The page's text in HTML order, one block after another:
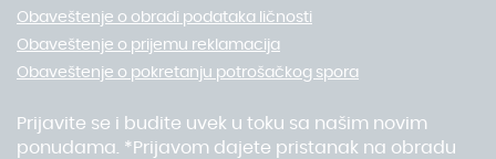
Obaveštenje o obradi podataka ličnosti
Obaveštenje o prijemu reklamacija
Obaveštenje o pokretanju potrošačkog spora
Prijavite se i budite uvek u toku sa našim novim
ponudama. *Prijavom dajete pristanak na obradu